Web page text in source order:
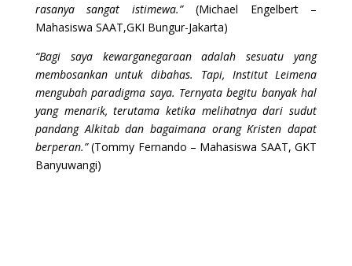
rasanya sangat istimewa.”(Michael Engelbert –
Mahasiswa SAAT,GKI Bungur-Jakarta)
“Bagi saya kewarganegaraan adalah sesuatu yang
membosankan untuk dibahas. Tapi, Institut Leimena
mengubah paradigma saya. Ternyata begitu banyak hal
yang menarik, terutama ketika melihatnya dari sudut
pandang Alkitab dan bagaimana orang Kristen dapat
berperan.”(Tommy Fernando – Mahasiswa SAAT, GKT
Banyuwangi)